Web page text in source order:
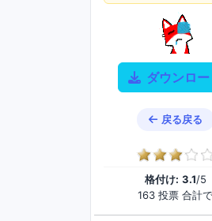
ダウンロー
戻る戻る
格付け: 3.1/5
163 投票 合計で